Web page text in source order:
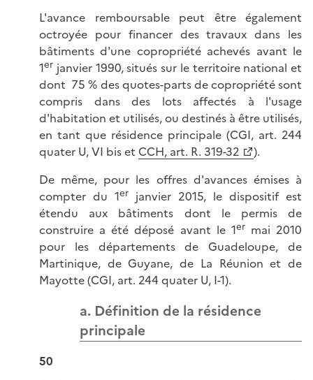
L'avance remboursable peut être également
octroyée pour financer des travaux dans les
bâtiments d'une copropriété achevés avant le
1er janvier 1990, situés sur le territoire national et
dont 75 % des quotes-parts de copropriété sont
compris dans des lots affectés à l'usage
d'habitation et utilisés, ou destinés à être utilisés,
en tant que résidence principale (CGI, art. 244
quater U, VI bis et CCH, art. R. 319-32
).
De même, pour les offres d'avances émises à
compter du 1er janvier 2015, le dispositif est
étendu aux bâtiments dont le permis de
construire a été déposé avant le 1er mai 2010
pour les départements de Guadeloupe, de
Martinique, de Guyane, de La Réunion et de
Mayotte (CGI, art. 244 quater U, I-1).
a. Définition de la résidence
principale
50